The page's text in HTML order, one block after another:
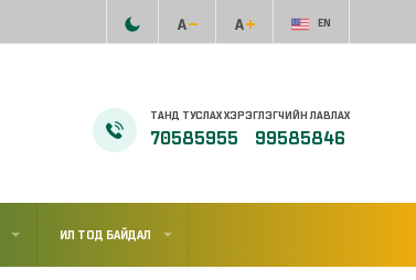
EN
ТАНД ТУСЛАХ ХЭРЭГЛЭГЧИЙН ЛАВЛАХ
70585955 99585846
ИЛ ТОД БАЙДАЛ